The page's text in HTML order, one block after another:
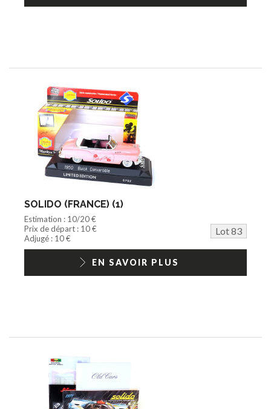
SOLIDO (FRANCE) (1)
Estimation : 10/20 €
Prix de départ : 10 €
Lot 83
Adjugé : 10 €
EN SAVOIR PLUS